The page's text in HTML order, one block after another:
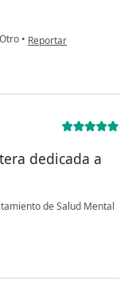
Otro • en opinión del usuario
Reportar
dedicada a
de Salud Mental